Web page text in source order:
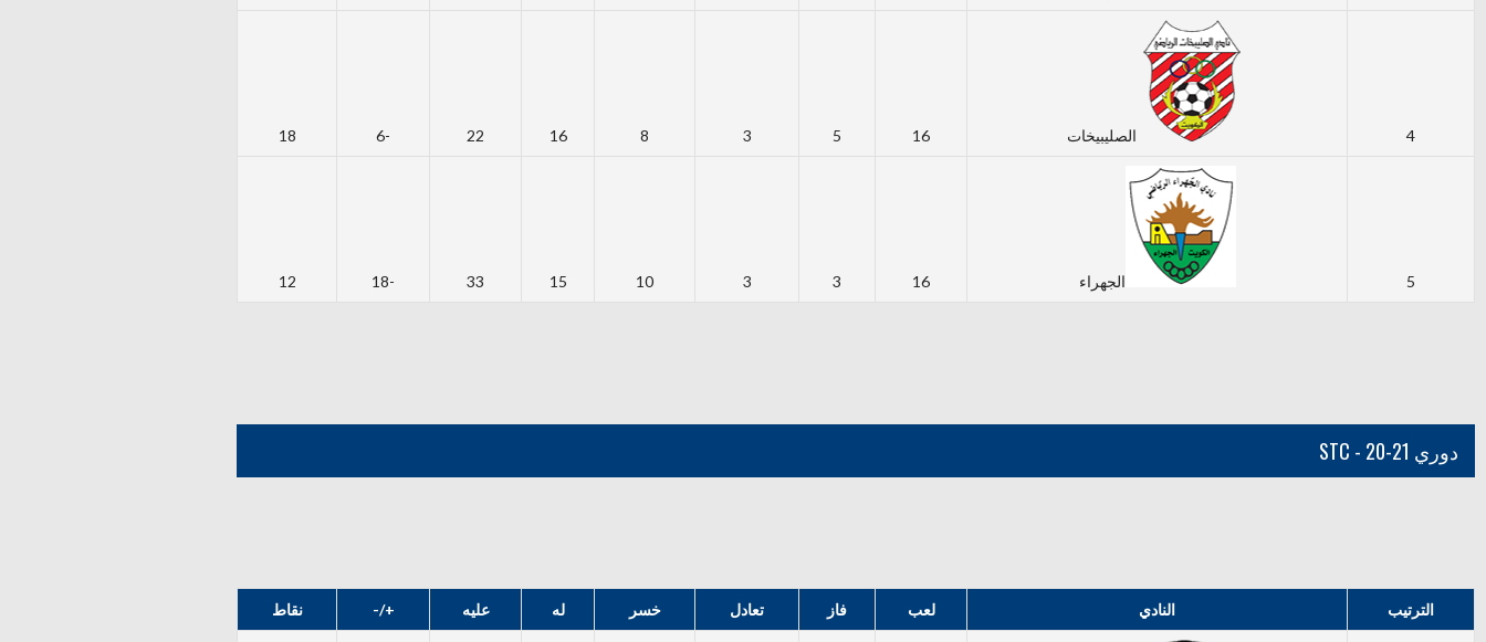
4 الصليبيخات 16
5
3
8
16
22
-6
18
5 الجهراء 16
3
3
10
15
33
-18
12
دوري STC - 20-21
الترتيب النادي لعب فاز تعادل خسر له عليه +/- نقاط